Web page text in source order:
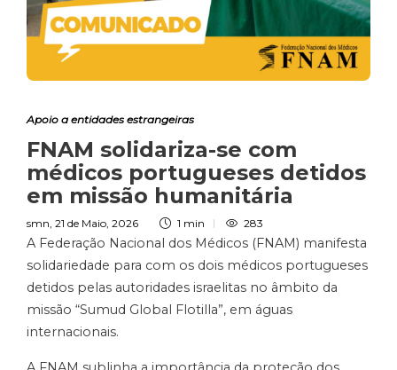
Apoio a entidades estrangeiras
FNAM solidariza-se com
médicos portugueses detidos
em missão humanitária
smn 21 de Maio, 2026 1 min 283
A Federação Nacional dos Médicos (FNAM) manifesta
solidariedade para com os dois médicos portugueses
detidos pelas autoridades israelitas no âmbito da
missão “Sumud Global Flotilla”, em águas
internacionais.